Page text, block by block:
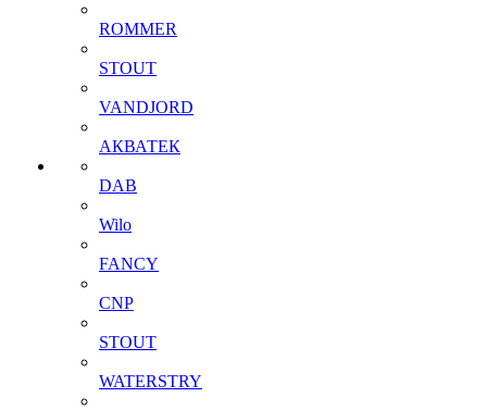
ROMMER
STOUT
VANDJORD
АКВАТЕК
DAB
Wilo
FANCY
CNP
STOUT
WATERSTRY